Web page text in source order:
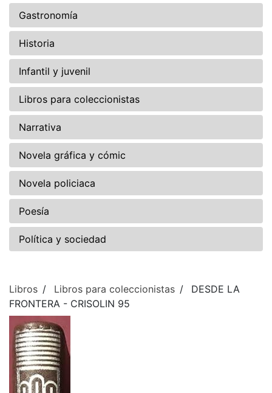
Gastronomía
Historia
Infantil y juvenil
Libros para coleccionistas
Narrativa
Novela gráfica y cómic
Novela policiaca
Poesía
Política y sociedad
Libros Libros para coleccionistas
DESDE LA
FRONTERA - CRISOLIN 95